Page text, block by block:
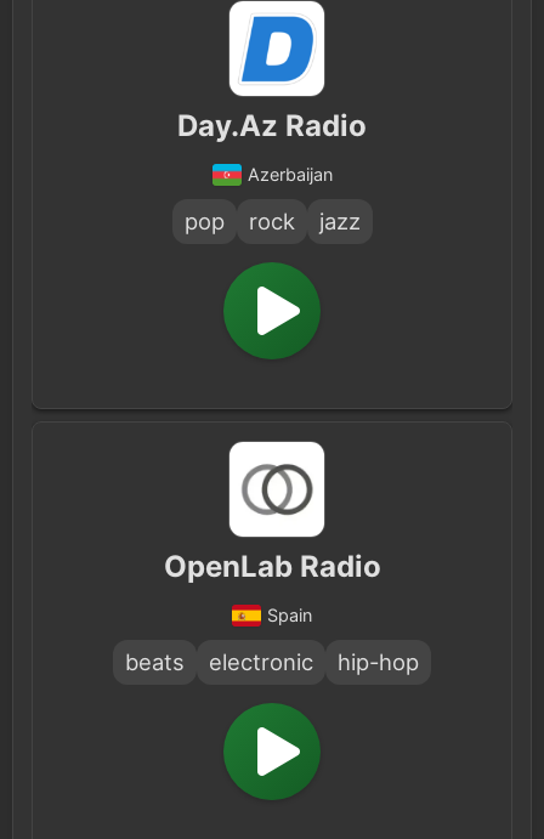
Day.Az Radio
Azerbaijan
pop rock jazz
OpenLab Radio
Spain
beats electronic hip-hop